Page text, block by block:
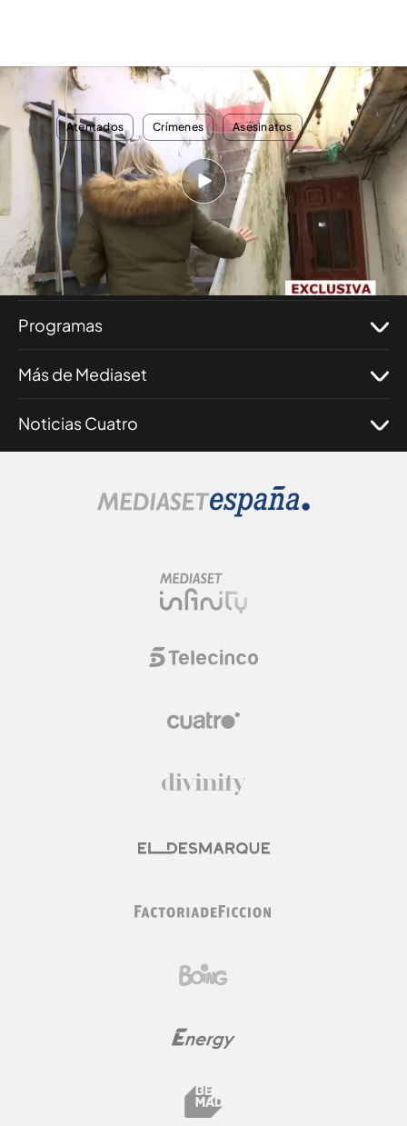
Exclusiva: La casa del presunto yihadista de Algeciras
TEMAS Atentados Crímenes Asesinatos
Nosotros
Corporativo
Programas
Más de Mediaset
Noticias Cuatro